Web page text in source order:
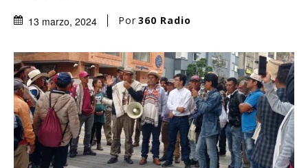
13 marzo, 2024 Por 360 Radio